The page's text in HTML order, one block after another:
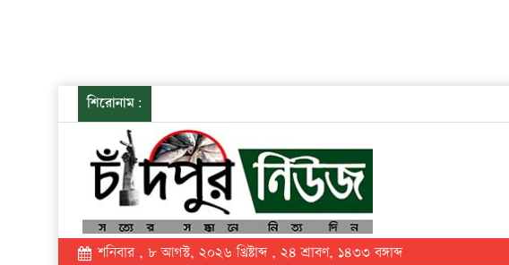
শিরোনাম:
শনিবার , ৮ আগস্ট, ২০২৬ খ্রিষ্টাব্দ , ২৪ শ্রাবণ, ১৪৩৩ বঙ্গাব্দ